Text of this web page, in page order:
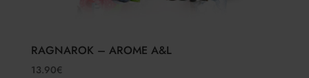
RAGNAROK – AROME A&L
13.90€